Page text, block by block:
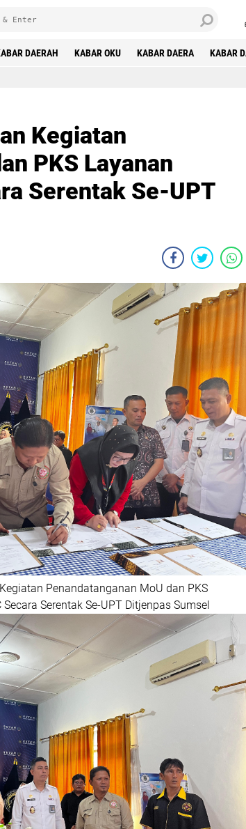
DAERAH KABAR OKU KABAR DAERA KABAR
Kegiatan
PKS Layanan
Serentak Se-UPT
Penandatanganan MoU dan PKS
Serentak Se-UPT Ditjenpas Sumsel